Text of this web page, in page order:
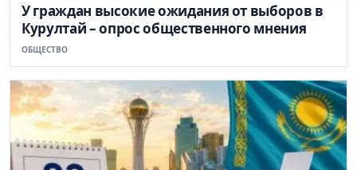
У граждан высокие ожидания от выборов в
Курултай – опрос общественного мнения
ОБЩЕСТВО